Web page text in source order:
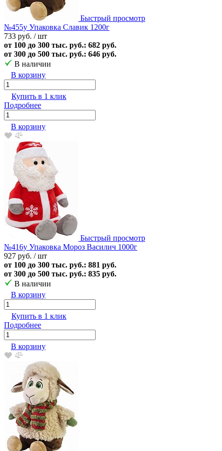
Быстрый просмотр
№455у Упаковка Славик 1200г
733 руб. / шт
от 100 до 300 тыс. руб.: 682 руб.
от 300 до 500 тыс. руб.: 646 руб.
В наличии
В корзину
Купить в 1 клик
Подробнее
В корзину
Быстрый просмотр
№416у Упаковка Мороз Василич 1000г
927 руб. / шт
от 100 до 300 тыс. руб.: 881 руб.
от 300 до 500 тыс. руб.: 835 руб.
В наличии
В корзину
Купить в 1 клик
Подробнее
В корзину